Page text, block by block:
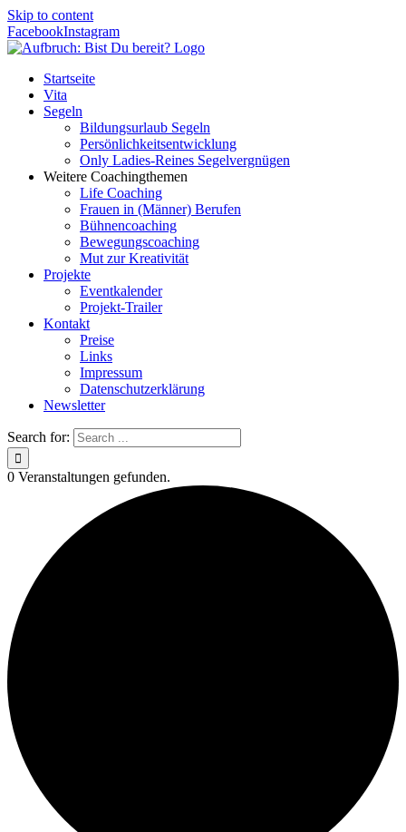
Skip to content
FacebookInstagram
Startseite
Vita
Segeln
Bildungsurlaub Segeln
Persönlichkeitsentwicklung
Only Ladies-Reines Segelvergnügen
Weitere Coachingthemen
Life Coaching
Frauen in (Männer) Berufen
Bühnencoaching
Bewegungscoaching
Mut zur Kreativität
Projekte
Eventkalender
Projekt-Trailer
Kontakt
Preise
Links
Impressum
Datenschutzerklärung
Newsletter
Search for:
0 Veranstaltungen gefunden.